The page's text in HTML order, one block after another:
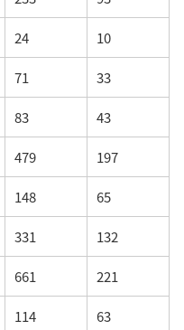
24 10
71 33
83 43
479 197
148 65
331 132
661 221
114 63